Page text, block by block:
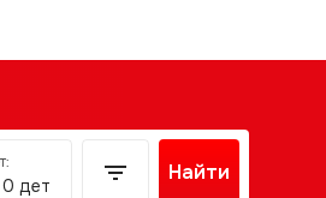
0 дет
Найти